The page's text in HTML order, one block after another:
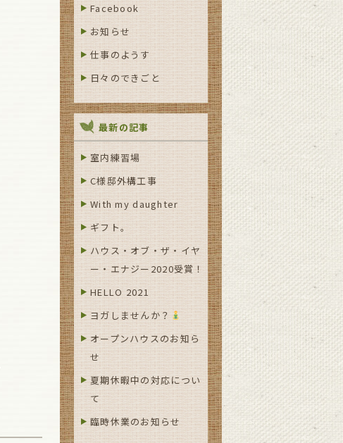
Facebook
お知らせ
仕事のようす
日々のできごと
最新の記事
室内練習場
C様邸外構工事
With my daughter
ギフト。
ハウス・オブ・ザ・イヤ
ー・エナジー2020受賞！
HELLO 2021
ヨガしませんか？
オープンハウスのお知ら
せ
夏期休暇中の対応につい
て
臨時休業のお知らせ